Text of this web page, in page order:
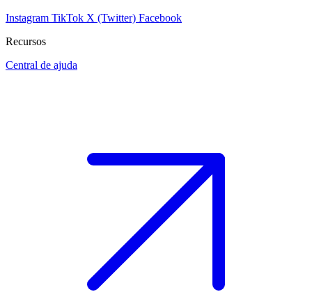
Instagram TikTok X (Twitter) Facebook
Recursos
Central de ajuda